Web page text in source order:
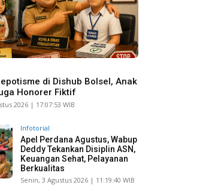
di Dishub Bolsel, Anak
Honorer Fiktif
2026 | 17:07:53 WIB
Infotorial
Apel Perdana Agustus, Wabup
Deddy Tekankan Disiplin ASN,
Keuangan Sehat, Pelayanan
Berkualitas
Senin, 3 Agustus 2026 | 11:19:40 WIB